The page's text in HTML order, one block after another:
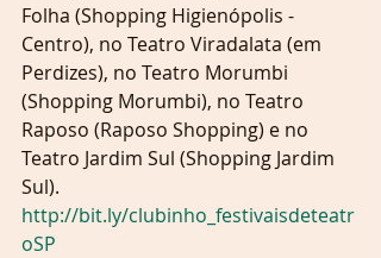
Folha (Shopping Higienópolis -
Centro), no Teatro Viradalata (em
Perdizes), no Teatro Morumbi
(Shopping Morumbi), no Teatro
Raposo (Raposo Shopping) e no
Teatro Jardim Sul (Shopping Jardim
Sul).
http://bit.ly/clubinho_festivaisdeteatr
oSP